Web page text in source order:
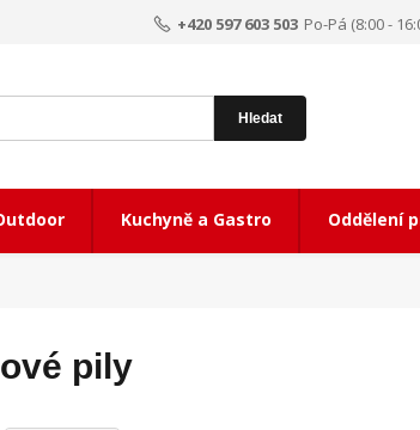
Hledat
+420 597 603 503 Po-Pá (8:00 -
Kuchyně a Gastro Oddělení
pily